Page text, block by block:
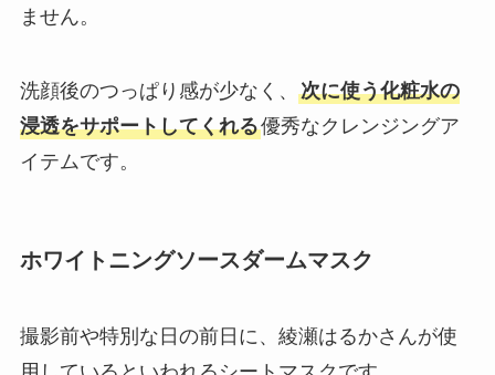
ません。
洗顔後のつっぱり感が少なく、 次に使う化粧水の
浸透をサポートしてくれる優秀なクレンジングア
イテムです。
ホワイトニングソースダームマスク
撮影前や特別な日の前日に、綾瀬はるかさんが使